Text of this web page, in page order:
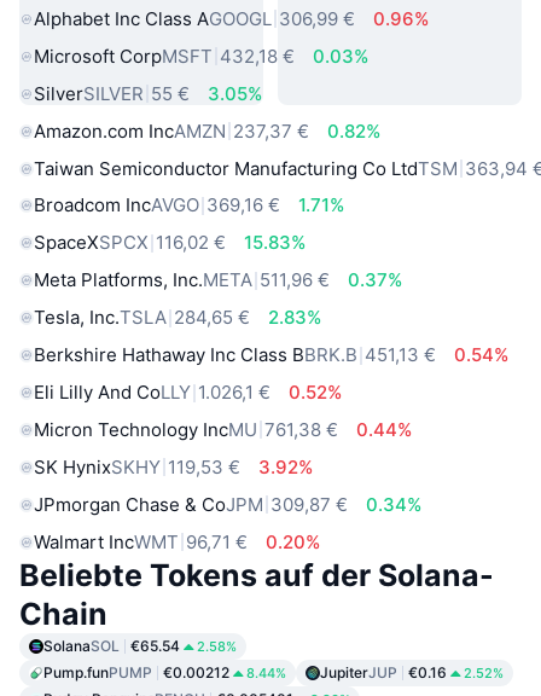
Alphabet Inc Class AGOOGL 306,99 €
0.96%
Microsoft CorpMSFT 432,18 €
0.03%
SilverSILVER 55 €
3.05%
Amazon.com IncAMZN 237,37 €
0.82%
Taiwan Semiconductor Manufacturing Co LtdTSM 363,94
Broadcom IncAVGO 369,16 €
1.71%
SpaceXSPCX 116,02 €
15.83%
Meta Platforms, Inc.META 511,96 €
0.37%
Tesla, Inc.TSLA 284,65 €
2.83%
Berkshire Hathaway Inc Class BBRK.B 451,13 €
0.54%
Eli Lilly And CoLLY 1.026,1 €
0.52%
Micron Technology IncMU 761,38 €
0.44%
SK HynixSKHY 119,53 €
3.92%
JPmorgan Chase & CoJPM 309,87 €
0.34%
Walmart IncWMT 96,71 € 0.20%
Beliebte Tokens auf der Solana-
Chain
SolanaSOL €65.54 2.58%
Pump.funPUMP €0.00212 8.44% JupiterJUP €0.16 2.52%